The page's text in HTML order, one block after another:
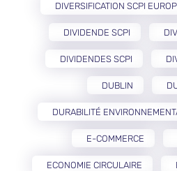
DIVERSIFICATION SCPI
DIVIDENDE SCPI
DIVIDENDES SCPI
DUBLIN
DURABILITÉ
E-COMMERCE
ECONOMIE CIRCULAIRE